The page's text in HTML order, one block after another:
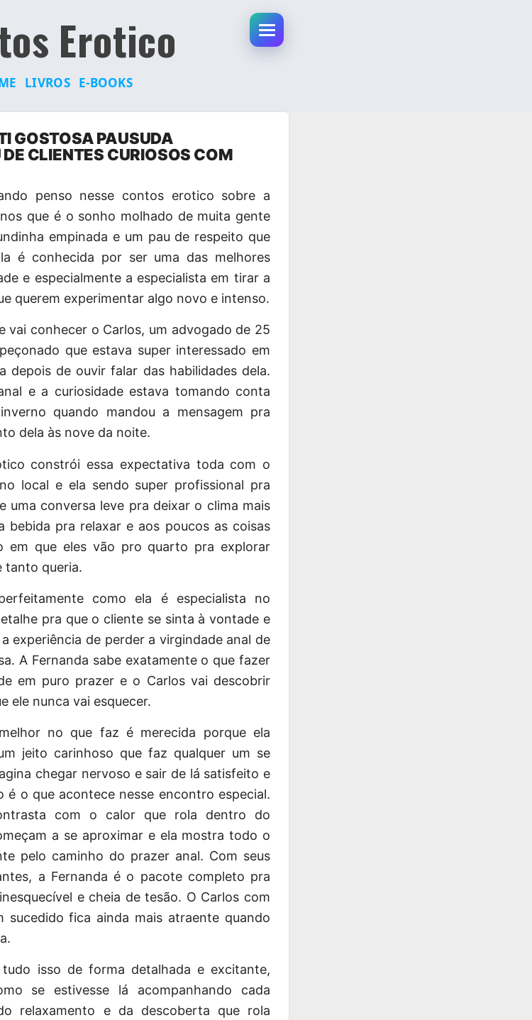
Erotico
LIVROS E-BOOKS
GOSTOSA PAUSUDA
CLIENTES CURIOSOS COM
penso nesse contos erotico sobre a
que é o sonho molhado de muita gente
empinada e um pau de respeito que
é conhecida por ser uma das melhores
e especialmente a especialista em tirar a
querem experimentar algo novo e intenso.
vai conhecer o Carlos, um advogado de 25
que estava super interessado em
depois de ouvir falar das habilidades dela.
e a curiosidade estava tomando conta
quando mandou a mensagem pra
dela às nove da noite.
constrói essa expectativa toda com o
local e ela sendo super profissional pra
uma conversa leve pra deixar o clima mais
bebida pra relaxar e aos poucos as coisas
em que eles vão pro quarto pra explorar
tanto queria.
como ela é especialista no
pra que o cliente se sinta à vontade e
experiência de perder a virgindade anal de
A Fernanda sabe exatamente o que fazer
em puro prazer e o Carlos vai descobrir
ele nunca vai esquecer.
no que faz é merecida porque ela
jeito carinhoso que faz qualquer um se
chegar nervoso e sair de lá satisfeito e
é o que acontece nesse encontro especial.
com o calor que rola dentro do
a se aproximar e ela mostra todo o
pelo caminho do prazer anal. Com seus
a Fernanda é o pacote completo pra
e cheia de tesão. O Carlos com
sucedido fica ainda mais atraente quando
isso de forma detalhada e excitante,
se estivesse lá acompanhando cada
relaxamento e da descoberta que rola
Abrir menu da conta